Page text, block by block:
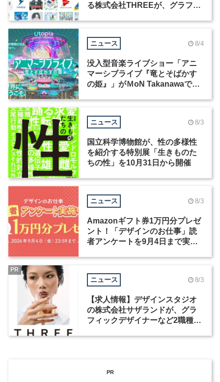
る株式会社THREEが、グラフィ
ニュース 8/4
没入型音楽ライブショー「アニ
マーシブライブ『竜とそばかす
の姫』」がＭoN Takanawaで開
ニュース 8/3
国立科学博物館が、性の多様性
を紹介する特別展「生きものた
ちの性」を10月31日から開催
ニュース 8/3
Amazonギフト券1万円分プレゼ
ント！「デザインのお仕事」読
者アンケートを9月4日まで実施
ニュース 8/3
【求人情報】デザインスタジオ
の株式会社サザランドが、グラ
フィックデザイナーなど2職種を
PR
PR